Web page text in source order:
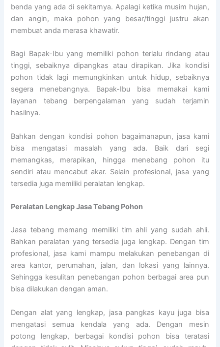
benda yang ada di sekitarnya. Apalagi ketika musim hujan,
dan angin, maka pohon yang besar/tinggi justru akan
membuat anda merasa khawatir.
Bagi Bapak-Ibu yang memiliki pohon terlalu rindang atau
tinggi, sebaiknya dipangkas atau dirapikan. Jika kondisi
pohon tidak lagi memungkinkan untuk hidup, sebaiknya
segera menebangnya. Bapak-Ibu bisa memakai kami
layanan tebang berpengalaman yang sudah terjamin
hasilnya.
Bahkan dengan kondisi pohon bagaimanapun, jasa kami
bisa mengatasi masalah yang ada. Baik dari segi
memangkas, merapikan, hingga menebang pohon itu
sendiri atau mencabut akar. Selain profesional, jasa yang
tersedia juga memiliki peralatan lengkap.
Peralatan Lengkap Jasa Tebang Pohon
Jasa tebang memang memiliki tim ahli yang sudah ahli.
Bahkan peralatan yang tersedia juga lengkap. Dengan tim
profesional, jasa kami mampu melakukan penebangan di
area kantor, perumahan, jalan, dan lokasi yang lainnya.
Sehingga kesulitan penebangan pohon berbagai area pun
bisa dilakukan dengan aman.
Dengan alat yang lengkap, jasa pangkas kayu juga bisa
mengatasi semua kendala yang ada. Dengan mesin
potong lengkap, berbagai kondisi pohon bisa teratasi